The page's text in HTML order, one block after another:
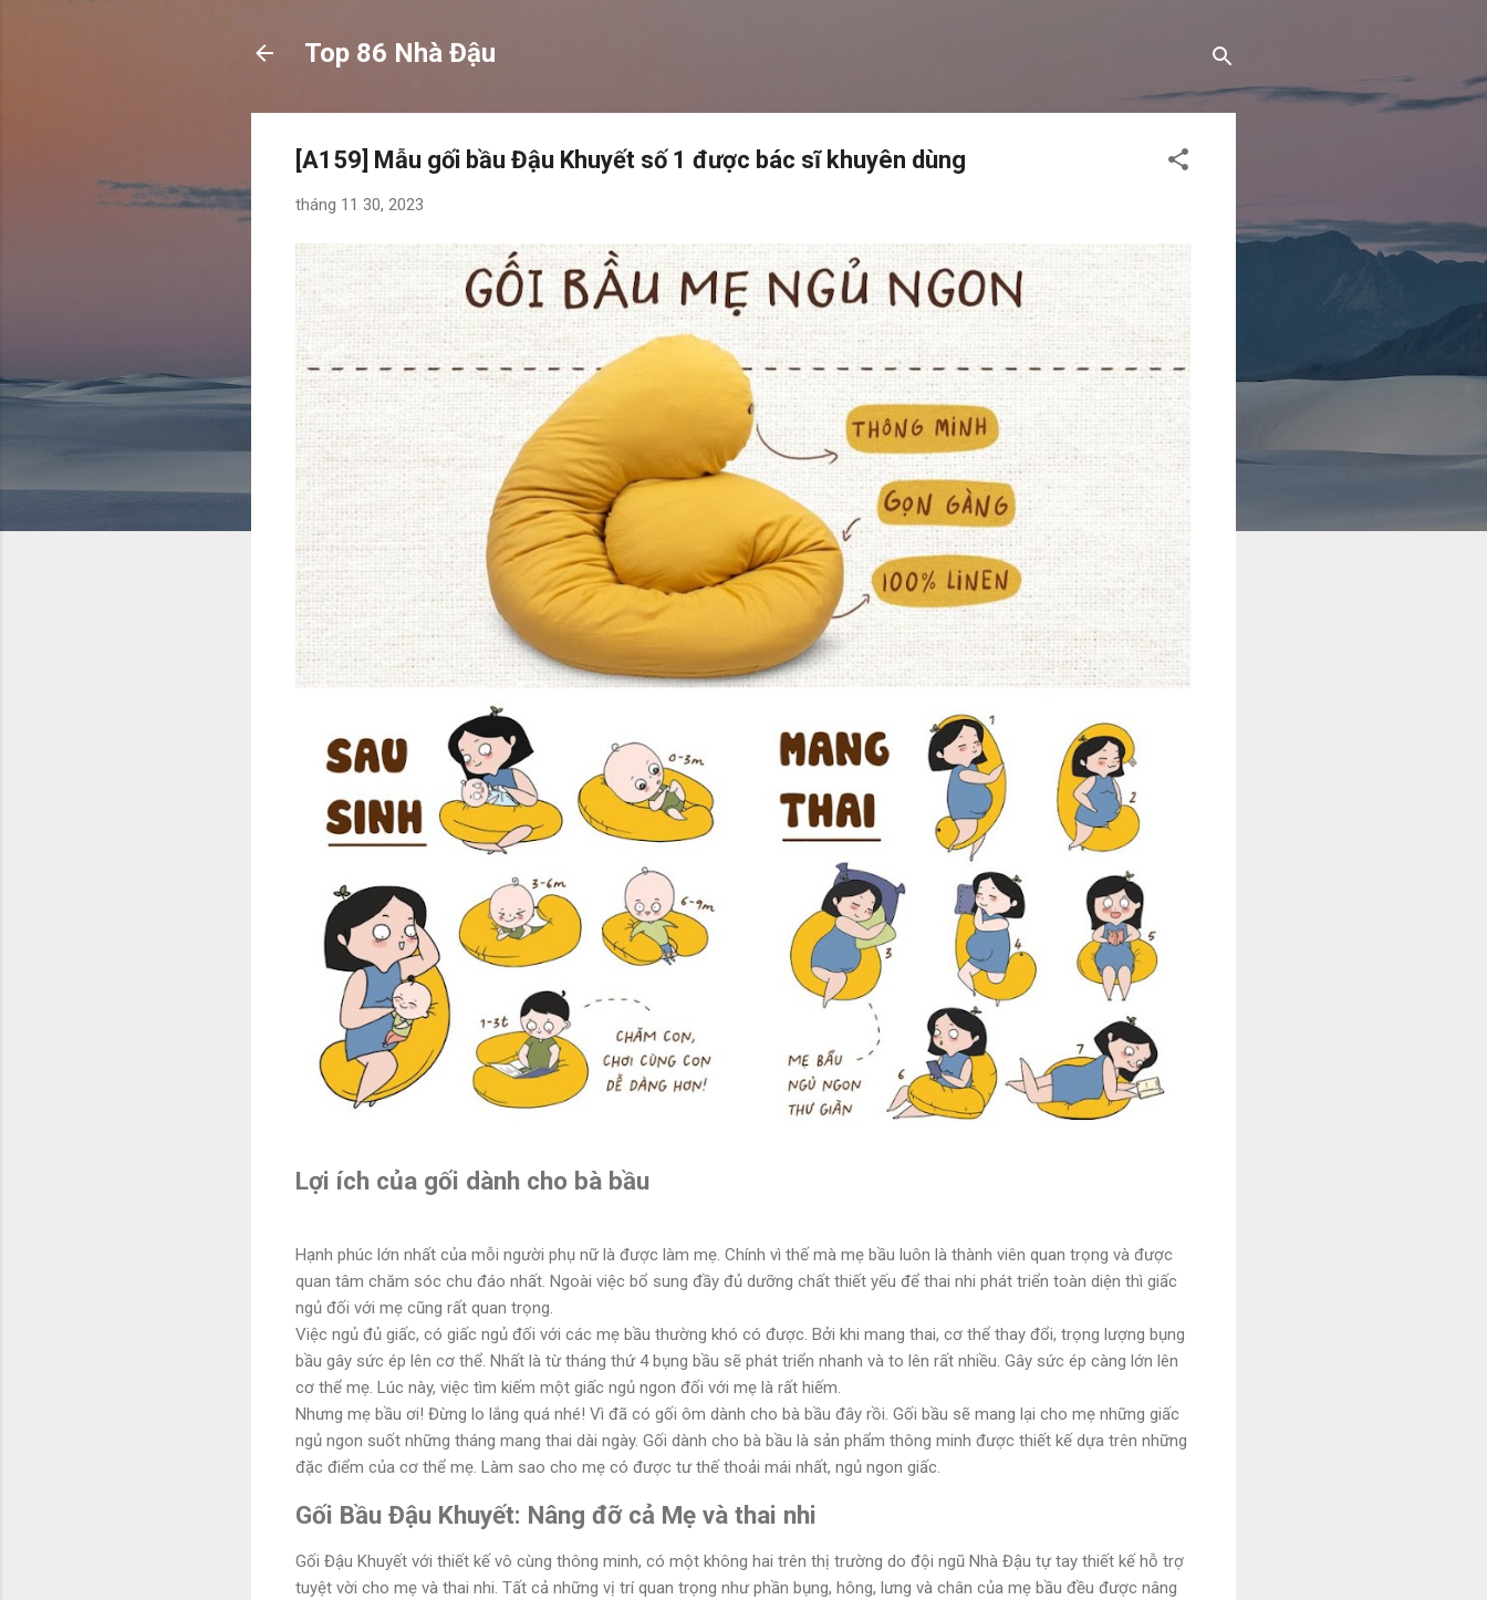
Top 86 Nhà Đậu
[A159] Mẫu gối bầu Đậu Khuyết số 1 được bác sĩ khuyên dùng
tháng 11 30, 2023
Lợi ích của gối dành cho bà bầu
Hạnh phúc lớn nhất của mỗi người phụ nữ là được làm mẹ. Chính vì thế mà mẹ bầu luôn là thành viên quan trọng và được
quan tâm chăm sóc chu đáo nhất. Ngoài việc bổ sung đầy đủ dưỡng chất thiết yếu để thai nhi phát triển toàn diện thì giấc
ngủ đối với mẹ cũng rất quan trọng.
Việc ngủ đủ giấc, có giấc ngủ đối với các mẹ bầu thường khó có được. Bởi khi mang thai, cơ thể thay đổi, trọng lượng bụng
bầu gây sức ép lên cơ thể. Nhất là từ tháng thứ 4 bụng bầu sẽ phát triển nhanh và to lên rất nhiều. Gây sức ép càng lớn lên
cơ thể mẹ. Lúc này, việc tìm kiếm một giấc ngủ ngon đối với mẹ là rất hiếm.
Nhưng mẹ bầu ơi! Đừng lo lắng quá nhé! Vì đã có gối ôm dành cho bà bầu đây rồi. Gối bầu sẽ mang lại cho mẹ những giấc
ngủ ngon suốt những tháng mang thai dài ngày. Gối dành cho bà bầu là sản phẩm thông minh được thiết kế dựa trên những
đặc điểm của cơ thể mẹ. Làm sao cho mẹ có được tư thế thoải mái nhất, ngủ ngon giấc.
Gối Bầu Đậu Khuyết: Nâng đỡ cả Mẹ và thai nhi
Gối Đậu Khuyết với thiết kế vô cùng thông minh, có một không hai trên thị trường do đội ngũ Nhà Đậu tự tay thiết kế hỗ trợ
tuyệt vời cho mẹ và thai nhi. Tất cả những vị trí quan trọng như phần bụng, hông, lưng và chân của mẹ bầu đều được nâng